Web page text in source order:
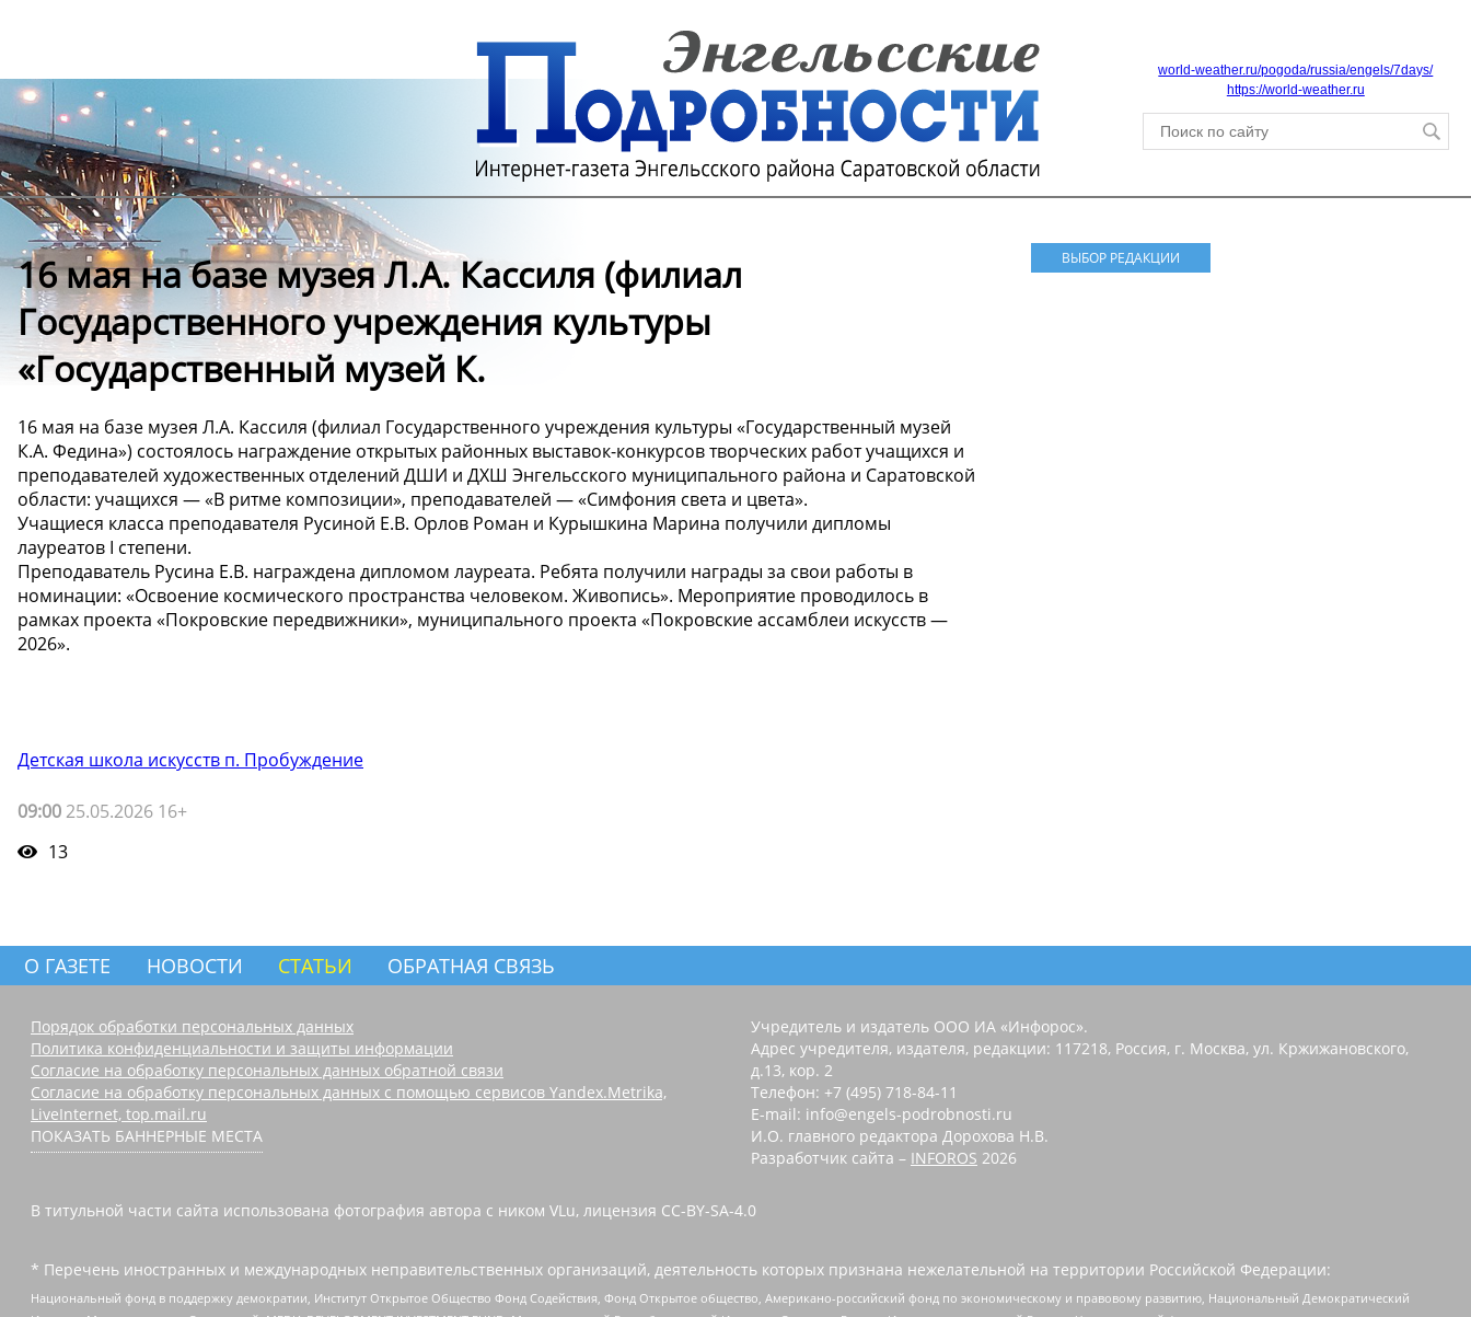
world-weather.ru/pogoda/russia/engels/7days/
https://world-weather.ru
16 мая на базе музея Л.А. Кассиля (филиал
Государственного учреждения культуры
«Государственный музей К.
16 мая на базе музея Л.А. Кассиля (филиал Государственного учреждения культуры «Государственный музей
К.А. Федина») состоялось награждение открытых районных выставок-конкурсов творческих работ учащихся и
преподавателей художественных отделений ДШИ и ДХШ Энгельсского муниципального района и Саратовской
области: учащихся — «В ритме композиции», преподавателей — «Симфония света и цвета».
Учащиеся класса преподавателя Русиной Е.В. Орлов Роман и Курышкина Марина получили дипломы
лауреатов I степени.
Преподаватель Русина Е.В. награждена дипломом лауреата. Ребята получили награды за свои работы в
номинации: «Освоение космического пространства человеком. Живопись». Мероприятие проводилось в
рамках проекта «Покровские передвижники», муниципального проекта «Покровские ассамблеи искусств —
2026».
Детская школа искусств п. Пробуждение
09:00 25.05.2026 16+
13
ВЫБОР РЕДАКЦИИ
О ГАЗЕТЕ НОВОСТИ СТАТЬИ ОБРАТНАЯ СВЯЗЬ
Порядок обработки персональных данных
Политика конфиденциальности и защиты информации
Согласие на обработку персональных данных обратной связи
Согласие на обработку персональных данных с помощью сервисов Yandex.Metrika,
LiveInternet, top.mail.ru
ПОКАЗАТЬ БАННЕРНЫЕ МЕСТА
Учредитель и издатель ООО ИА «Инфорос».
Адрес учредителя, издателя, редакции: 117218, Россия, г. Москва, ул. Кржижановского,
д.13, кор. 2
Телефон: +7 (495) 718-84-11
E-mail: info@engels-podrobnosti.ru
И.О. главного редактора Дорохова Н.В.
Разработчик сайта – INFOROS 2026
В титульной части сайта использована фотография автора с ником VLu, лицензия CC-BY-SA-4.0
* Перечень иностранных и международных неправительственных организаций, деятельность которых признана нежелательной на территории Российской Федерации:
Национальный фонд в поддержку демократии, Институт Открытое Общество Фонд Содействия, Фонд Открытое общество, Американо-российский фонд по экономическому и правовому развитию, Национальный Демократический